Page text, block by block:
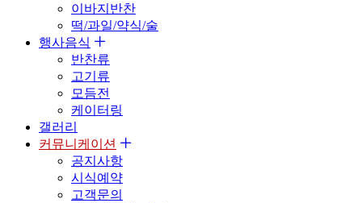
이바지반찬
떡/과일/약식/술
행사음식
반찬류
고기류
모듬전
케이터링
갤러리
커뮤니케이션
공지사항
시식예약
고객문의